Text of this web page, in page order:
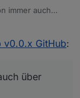
immer auch
v0.0.x GitHub:
über